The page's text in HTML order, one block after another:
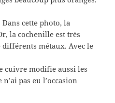
cette photo, la
la cochenille est très
différents métaux. Avec le
cuivre modifie aussi les
pas eu l’occasion